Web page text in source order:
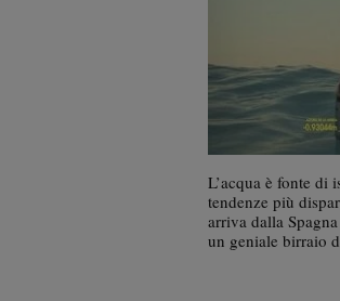
L’acqua è fonte di
tendenze più
arriva dalla
un geniale birraio